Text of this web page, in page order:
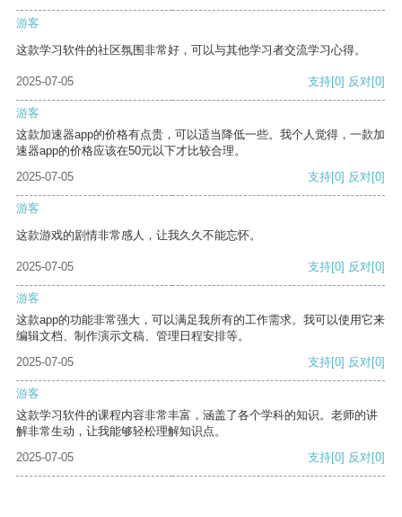
游客
这款学习软件的社区氛围非常好，可以与其他学习者交流学习心得。
2025-07-05 支持[0] 反对[0]
游客
这款加速器app的价格有点贵，可以适当降低一些。我个人觉得，一款加
速器app的价格应该在50元以下才比较合理。
2025-07-05
支持[0] 反对[0]
游客
这款游戏的剧情非常感人，让我久久不能忘怀。
2025-07-05 支持[0] 反对[0]
游客
这款app的功能非常强大，可以满足我所有的工作需求。我可以使用它来
编辑文档、制作演示文稿、管理日程安排等。
2025-07-05
支持[0] 反对[0]
游客
这款学习软件的课程内容非常丰富，涵盖了各个学科的知识。老师的讲
解非常生动，让我能够轻松理解知识点。
2025-07-05
支持[0] 反对[0]